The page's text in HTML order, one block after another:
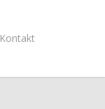
Kontakt